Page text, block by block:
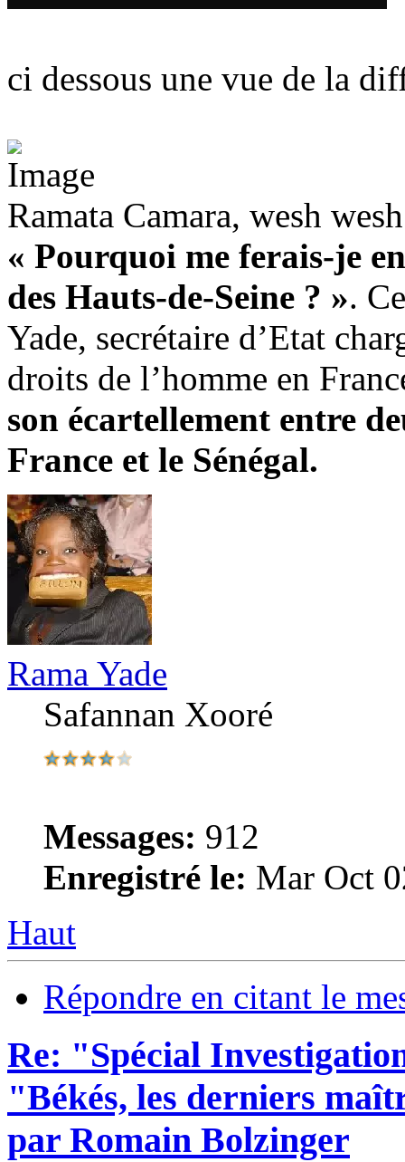
ci dessous une vue de la
Ramata Camara, wesh wesh
« Pourquoi me ferais-je
des Hauts-de-Seine ? ».
Yade, secrétaire d’Etat
droits de l’homme en
son écartellement entre
France et le Sénégal.
Rama Yade
Safannan Xooré
Messages: 912
Enregistré le: Mar Oct
Haut
Répondre en citant le
Re: "Spécial
"Békés, les derniers
par Romain Bolzinger